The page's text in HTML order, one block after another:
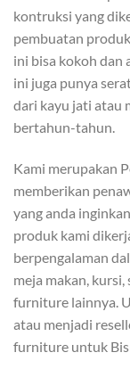
kontruksi yang
pembuatan
ini bisa kokoh dan
ini juga punya
dari kayu jati atau
bertahun-tahun.
Kami merupakan
memberikan
yang anda
produk kami
berpengalaman
meja makan,
furniture lainnya.
atau menjadi
furniture untuk